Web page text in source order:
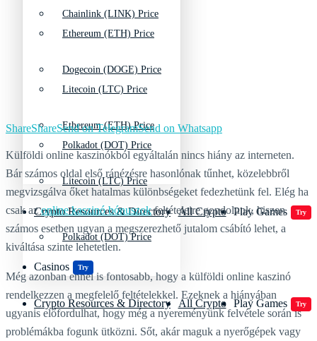
Ethereum (ETH) Price
Litecoin (LTC) Price
Polkadot (DOT) Price
Crypto Resources & Directory All Crypto Play Games Try
Casinos Try
Chainlink (LINK) Price
Dogecoin (DOGE) Price
Ethereum (ETH) Price
Litecoin (LTC) Price
Polkadot (DOT) Price
Crypto Resources & Directory All Crypto Play Games Try
ShareShareSend on TelegramSend on Whatsapp
Külföldi online kaszinókból egyáltalán nincs hiány az interneten.
Bár számos oldal első ránézésre hasonlónak tűnhet, közelebbről
megvizsgálva őket hatalmas különbségeket fedezhetünk fel. Elég ha
csak azonline kaszinó bónuszokfeltételeire gondolunk, hiszen
számos esetben ugyan a megszerezhető jutalom csábító lehet, a
kiváltása szinte lehetetlen.
Még azonban ennél is fontosabb, hogy a külföldi online kaszinó
rendelkezzen a megfelelő feltételekkel. Ezeknek a hiányában
ugyanis előfordulhat, hogy még a nyereményünk felvétele során is
problémákba fogunk ütközni. Sőt, akár maguk a nyerőgépek vagy